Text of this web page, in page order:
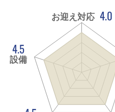
お迎え対応 4.0
4.5
設備